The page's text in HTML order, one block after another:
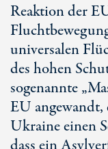
Reaktion der
universalen
des hohen
sogenannte
EU
Ukraine einen